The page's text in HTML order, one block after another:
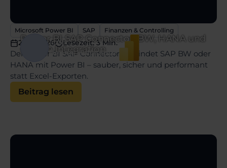
Power BI SAP Connector: BW, HANA und
sichere Integration
Autor:
Dennis Hoffstädte
Microsoft Power BI SAP Finanzen & Controlling
22.07.2026 Lesezeit: 3 Min.
Der Power BI SAP Connector verbindet SAP BW oder
HANA mit Power BI – sauber, sicher und performant
statt Excel-Exporten.
Beitrag lesen